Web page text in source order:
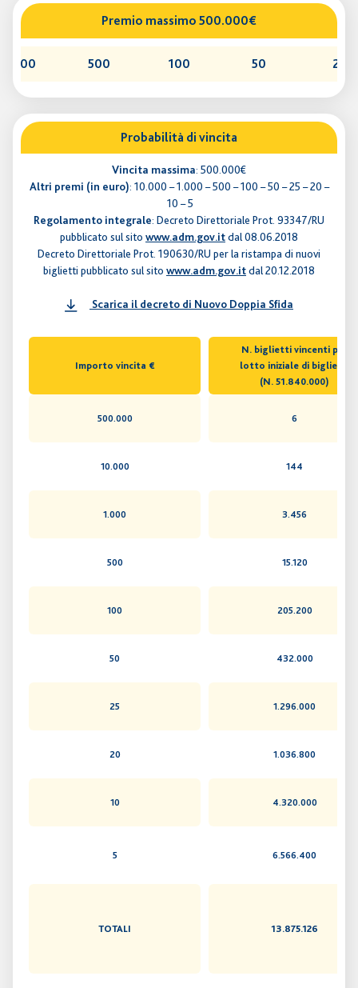
Premio massimo 500.000€
1.000 500 100 50 25
Probabilità di vincita
Vincita massima: 500.000€
Altri premi (in euro): 10.000 – 1.000 – 500 – 100 – 50 – 25 – 20 –
10 – 5
Regolamento integrale: Decreto Direttoriale Prot. 93347/RU
pubblicato sul sito www.adm.gov.itdal 08.06.2018
Decreto Direttoriale Prot. 190630/RU per la ristampa di nuovi
biglietti pubblicato sul sito www.adm.gov.itdal 20.12.2018
Scarica il decreto di Nuovo Doppia Sfida
Importo vincita €
N. biglietti vincenti per
lotto iniziale di biglietti
(N. 51.840.000)
500.000 6
10.000 144
1.000 3.456
500 15.120
100 205.200
50 432.000
25 1.296.000
20 1.036.800
10 4.320.000
5 6.566.400
TOTALI 13.875.126